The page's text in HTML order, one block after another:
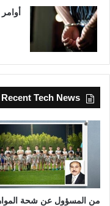
Recent Tech News
من المسؤول عن شحة